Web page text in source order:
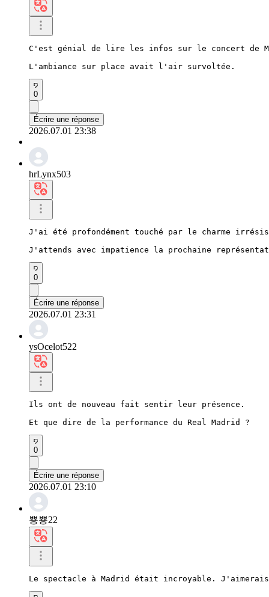
C'est génial de lire les infos sur le concert de
L'ambiance sur place avait l'air survoltée.
0
Écrire une réponse
2026.07.01 23:38
hrLynx503
J'ai été profondément touché par le charme
J'attends avec impatience la prochaine
0
Écrire une réponse
2026.07.01 23:31
ysOcelot522
Ils ont de nouveau fait sentir leur présence.
Et que dire de la performance du Real Madrid ?
0
Écrire une réponse
2026.07.01 23:10
뿅뿅22
Le spectacle à Madrid était incroyable.